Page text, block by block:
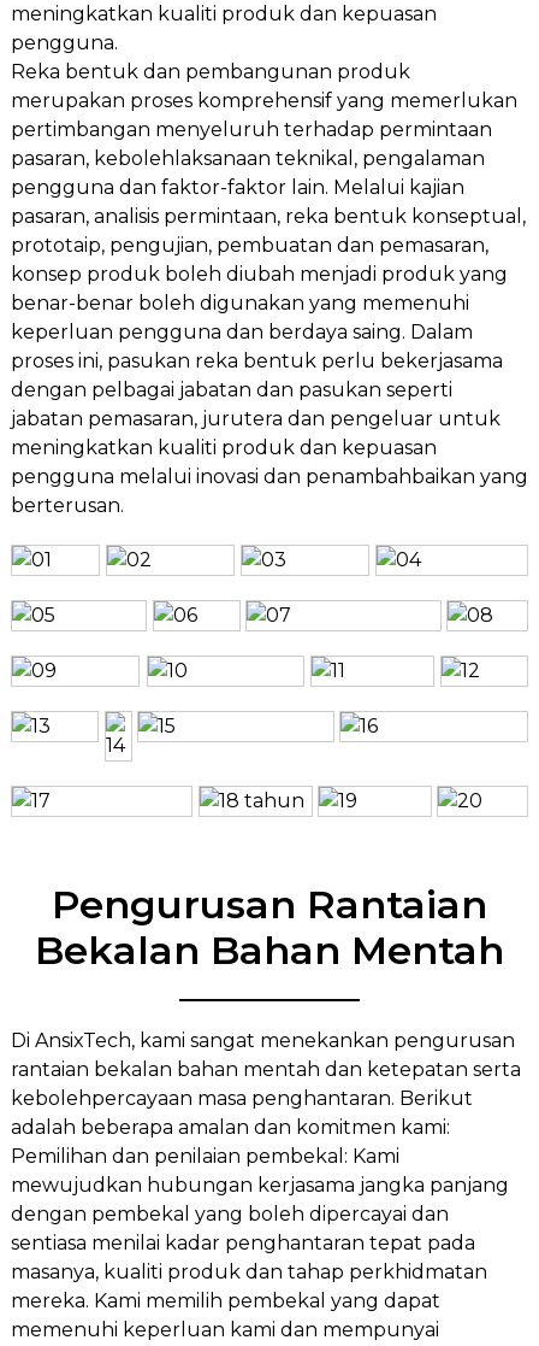
meningkatkan kualiti produk dan kepuasan
pengguna.
Reka bentuk dan pembangunan produk
merupakan proses komprehensif yang memerlukan
pertimbangan menyeluruh terhadap permintaan
pasaran, kebolehlaksanaan teknikal, pengalaman
pengguna dan faktor-faktor lain. Melalui kajian
pasaran, analisis permintaan, reka bentuk konseptual,
prototaip, pengujian, pembuatan dan pemasaran,
konsep produk boleh diubah menjadi produk yang
benar-benar boleh digunakan yang memenuhi
keperluan pengguna dan berdaya saing. Dalam
proses ini, pasukan reka bentuk perlu bekerjasama
dengan pelbagai jabatan dan pasukan seperti
jabatan pemasaran, jurutera dan pengeluar untuk
meningkatkan kualiti produk dan kepuasan
pengguna melalui inovasi dan penambahbaikan yang
berterusan.
Pengurusan Rantaian
Bekalan Bahan Mentah
Di AnsixTech, kami sangat menekankan pengurusan
rantaian bekalan bahan mentah dan ketepatan serta
kebolehpercayaan masa penghantaran. Berikut
adalah beberapa amalan dan komitmen kami:
Pemilihan dan penilaian pembekal: Kami
mewujudkan hubungan kerjasama jangka panjang
dengan pembekal yang boleh dipercayai dan
sentiasa menilai kadar penghantaran tepat pada
masanya, kualiti produk dan tahap perkhidmatan
mereka. Kami memilih pembekal yang dapat
memenuhi keperluan kami dan mempunyai